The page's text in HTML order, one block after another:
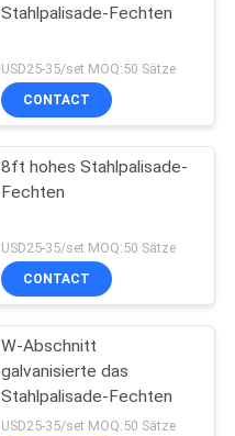
Stahlpalisade-Fechten
USD25-35/set MOQ:50 Sätze
CONTACT
8ft hohes Stahlpalisade-
Fechten
USD25-35/set MOQ:50 Sätze
CONTACT
W-Abschnitt
galvanisierte das
Stahlpalisade-Fechten
USD25-35/set MOQ:50 Sätze